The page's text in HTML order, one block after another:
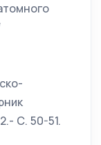
С. 50-51.